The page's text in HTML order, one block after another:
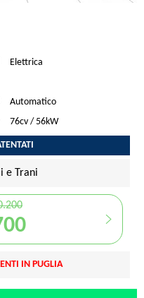
Elettrica
Automatico
76cv / 56kW
e Trani
IN PUGLIA